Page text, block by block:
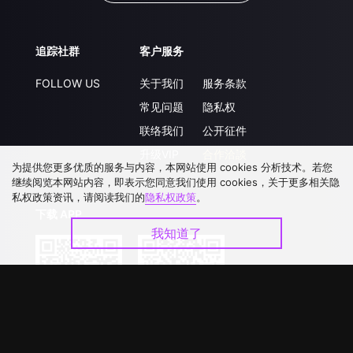
追踪社群
FOLLOW US
客户服务
关于我们
常见问题
联络我们
服务条款
隐私权
公开征件
为提供您更多优质的服务与内容，本网站使用 cookies 分析技术。若您
继续阅览本网站内容，即表示您同意我们使用 cookies，关于更多相关隐
私权政策资讯，请阅读我们的隐私权政策。
我知道了